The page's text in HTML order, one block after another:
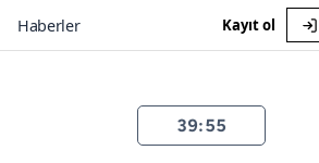
Haberler Kayıt ol
39:55